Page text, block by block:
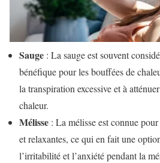
Sauge : La sauge est souvent
bénéfique pour les bouffées de
la transpiration excessive et à
chaleur.
Mélisse : La mélisse est connue
et relaxantes, ce qui en fait une
l’irritabilité et l’anxiété pendant la